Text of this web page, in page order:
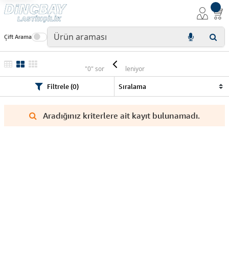
Çift Arama
YP
"0" sonuç listeleniyor
Filtrele (0)
Aradığınız kriterlere ait kayıt bulunamadı.